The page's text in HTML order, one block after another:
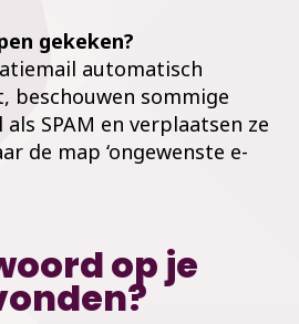
gekeken?
automatisch
beschouwen sommige
SPAM en verplaatsen ze
de map ‘ongewenste e-
op je